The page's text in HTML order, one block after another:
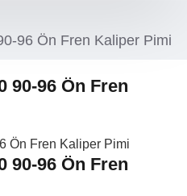
96 Ön Fren Kaliper Pimi
90-96 Ön Fren
90-96 Ön Fren